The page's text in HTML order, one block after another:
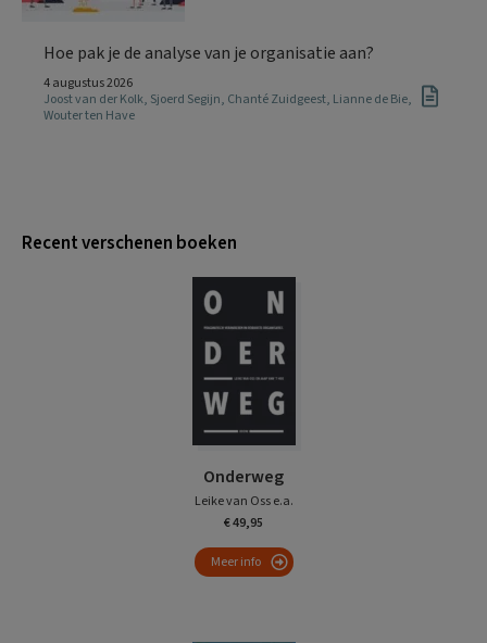
Hoe pak je de analyse van je organisatie aan?
4 augustus 2026
Joost van der Kolk, Sjoerd Segijn, Chanté Zuidgeest, Lianne de Bie,
Wouter ten Have
Recent verschenen boeken
Onderweg
Leike van Oss e.a.
€ 49,95
Meer info